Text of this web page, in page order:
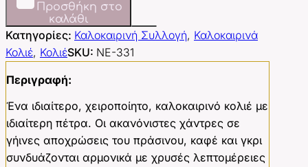
ποσότηταΠροσθήκη στο
καλάθι
Κατηγορίες: Καλοκαιρινή Συλλογή, Καλοκαιρινά
Κολιέ, ΚολιέSKU: NE-331
Περιγραφή:
Ένα ιδιαίτερο, χειροποίητο, καλοκαιρινό κολιέ με
ιδιαίτερη πέτρα. Οι ακανόνιστες χάντρες σε
γήινες αποχρώσεις του πράσινου, καφέ και γκρι
συνδυάζονται αρμονικά με χρυσές λεπτομέρειες